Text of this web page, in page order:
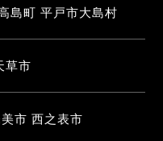
島町 平戸市大島村
草市
市 西之表市